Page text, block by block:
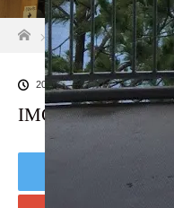
ホーム
ブログ一覧
2018.09.7
IMG_2835